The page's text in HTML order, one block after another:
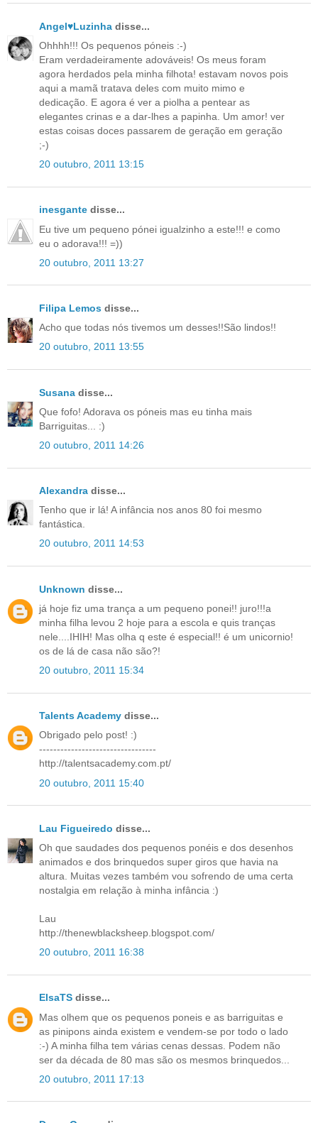
Angel♥Luzinha disse...
Ohhhh!!! Os pequenos póneis :-)
Eram verdadeiramente adováveis! Os meus foram
agora herdados pela minha filhota! estavam novos pois
aqui a mamã tratava deles com muito mimo e
dedicação. E agora é ver a piolha a pentear as
elegantes crinas e a dar-lhes a papinha. Um amor! ver
estas coisas doces passarem de geração em geração
;-)
20 outubro, 2011 13:15
inesgante disse...
Eu tive um pequeno pónei igualzinho a este!!! e como
eu o adorava!!! =))
20 outubro, 2011 13:27
Filipa Lemos disse...
Acho que todas nós tivemos um desses!!São lindos!!
20 outubro, 2011 13:55
Susana disse...
Que fofo! Adorava os póneis mas eu tinha mais
Barriguitas... :)
20 outubro, 2011 14:26
Alexandra disse...
Tenho que ir lá! A infância nos anos 80 foi mesmo
fantástica.
20 outubro, 2011 14:53
Unknown disse...
já hoje fiz uma trança a um pequeno ponei!! juro!!!a
minha filha levou 2 hoje para a escola e quis tranças
nele....IHIH! Mas olha q este é especial!! é um unicornio!
os de lá de casa não são?!
20 outubro, 2011 15:34
Talents Academy disse...
Obrigado pelo post! :)
---------------------------------
http://talentsacademy.com.pt/
20 outubro, 2011 15:40
Lau Figueiredo disse...
Oh que saudades dos pequenos ponéis e dos desenhos
animados e dos brinquedos super giros que havia na
altura. Muitas vezes também vou sofrendo de uma certa
nostalgia em relação à minha infância :)
Lau
http://thenewblacksheep.blogspot.com/
20 outubro, 2011 16:38
ElsaTS disse...
Mas olhem que os pequenos poneis e as barriguitas e
as pinipons ainda existem e vendem-se por todo o lado
:-) A minha filha tem várias cenas dessas. Podem não
ser da década de 80 mas são os mesmos brinquedos...
20 outubro, 2011 17:13